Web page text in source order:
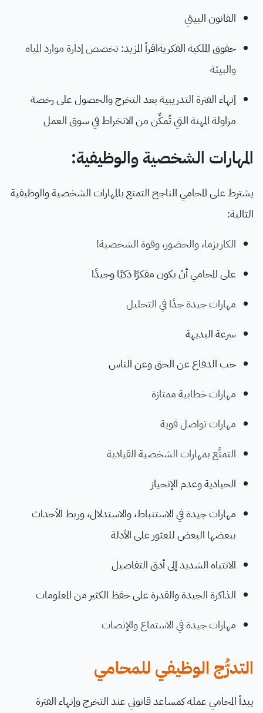
القانون البيئي
حقوق الملكية الفكريةاقرأ المزيد:تخصص إدارة موارد المياه
والبيئة
إنهاء الفترة التدريبية بعد التخرج والحصول على رخصة
مزاولة المهنة التي تُمكِّن من الانخراط في سوق العمل
المهارات الشخصية والوظيفية:
يشترط على المحامي الناجح التمتع بالمهارات الشخصية والوظيفية
التالية:
الكاريزما، والحضور، وقوة الشخصية!
على المحامي أنْ يكون مفكرًا ذكيًا وجيدًا
مهارات جيدة جدًا في التحليل
سرعة البديهة
حب الدفاع عن الحق وعن الناس
مهارات خطابية ممتازة
مهارات تواصل قوية
التمتَّع بمهارات الشخصية القيادية
الحيادية وعدم الإنحياز
مهارات جيدة في الاستنباط، والاستدلال، وربط الأحداث
ببعضها البعض للعثور على الأدلة
الانتباه الشديد إلى أدق التفاصيل
الذاكرة الجيدة والقدرة على حفظ الكثير من المعلومات
مهارات جيدة في الاستماع والإنصات
التدرُّج الوظيفي للمحامي
يبدأ المحامي عمله كمساعد قانوني عند التخرج وإنهاء الفترة